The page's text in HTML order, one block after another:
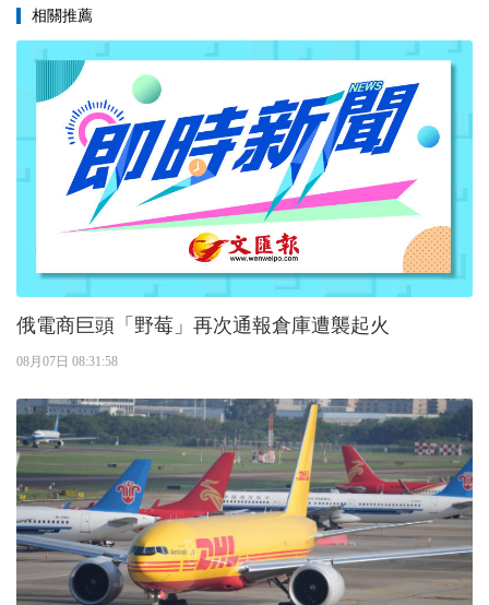
相關推薦
俄電商巨頭「野莓」再次通報倉庫遭襲起火
08月07日 08:31:58